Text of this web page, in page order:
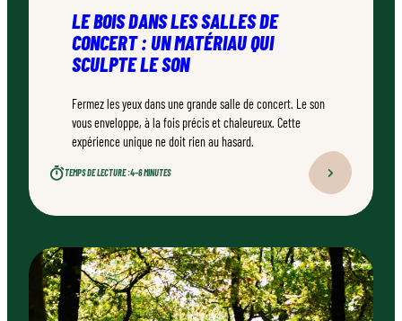
LE BOIS DANS LES SALLES DE
CONCERT : UN MATÉRIAU QUI
SCULPTE LE SON
Fermez les yeux dans une grande salle de concert. Le son
vous enveloppe, à la fois précis et chaleureux. Cette
expérience unique ne doit rien au hasard.
TEMPS DE LECTURE :4–6 MINUTES